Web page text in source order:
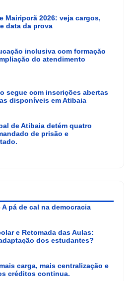
Mairiporã 2026: veja cargos,
data da prova
inclusiva com formação
do atendimento
segue com inscrições abertas
disponíveis em Atibaia
de Atibaia detém quatro
de prisão e
pá de cal na democracia
e Retomada das Aulas:
dos estudantes?
carga, mais centralização e
créditos continua.